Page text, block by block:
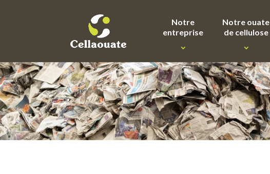
Notre
entreprise
Notre ouate
de cellulose